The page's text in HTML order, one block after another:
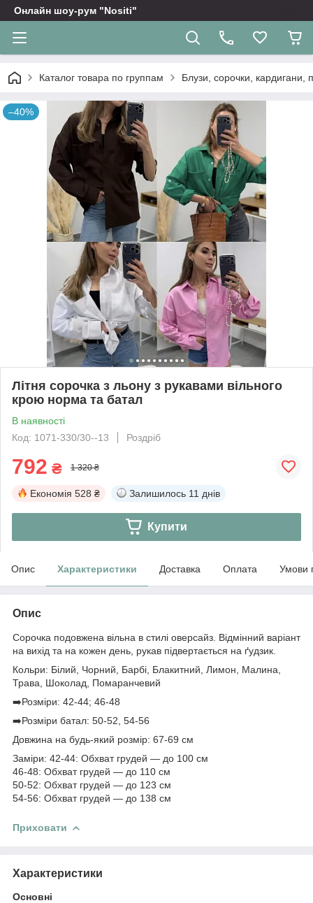
Онлайн шоу-рум "Nositi"
Каталог товара по группам Блузи, сорочки, кардигани,
–40%
Літня сорочка з льону з рукавами вільного
крою норма та батал
В наявності
Код: 1071-330/30--13
Роздріб
792 ₴ 1 320 ₴
Економія 528 ₴ Залишилось 11 днів
Купити
Опис Характеристики Доставка Оплата Умови
Опис
Сорочка подовжена вільна в стилі оверсайз. Відмінний варіант
на вихід та на кожен день, рукав підвертається на ґудзик.
Кольри: Білий, Чорний, Барбі, Блакитний, Лимон, Малина,
Трава, Шоколад, Помаранчевий
➡️Розміри: 42-44; 46-48
➡️Розміри батал: 50-52, 54-56
Довжина на будь-який розмір: 67-69 см
Заміри: 42-44: Обхват грудей — до 100 см
46-48: Обхват грудей — до 110 см
50-52: Обхват грудей — до 123 см
54-56: Обхват грудей — до 138 см
Приховати
Характеристики
Основні